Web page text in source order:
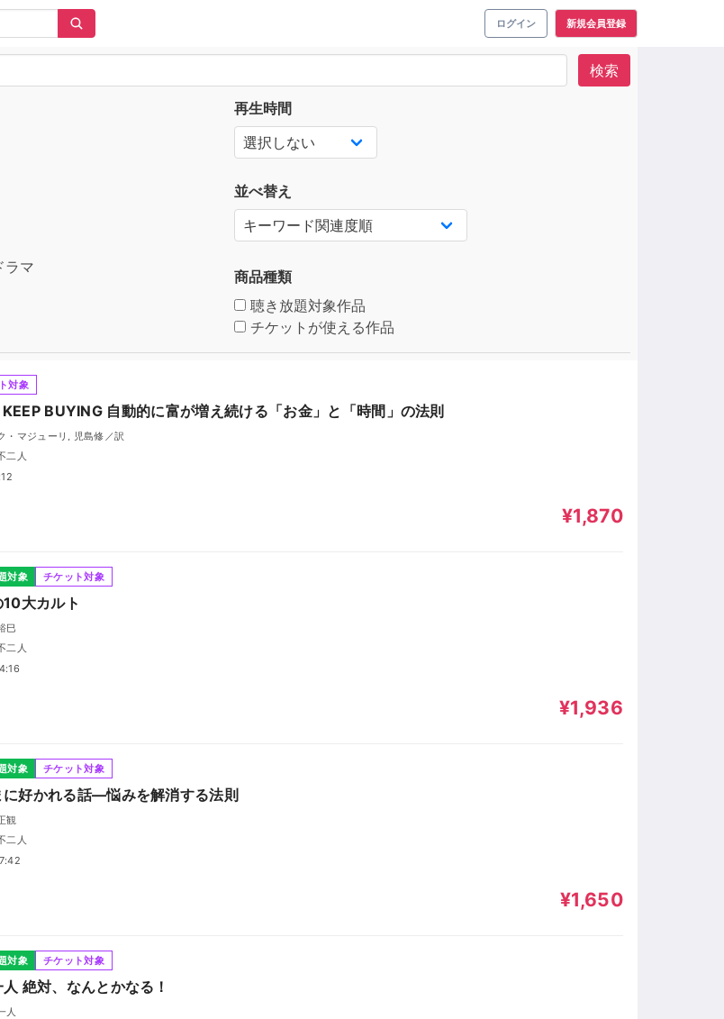
ログイン 新規会員登録
検索
ラマ
再生時間
並べ替え
商品種類
聴き放題対象作品
チケットが使える作品
対象
BUYING 自動的に富が増え続ける「お金」と「時間」の法則
・マジューリ, 児島修／訳
二人
¥1,870
対象 チケット対象
10大カルト
巳
二人
¥1,936
対象 チケット対象
に好かれる話―悩みを解消する法則
観
二人
¥1,650
対象 チケット対象
絶対、なんとかなる！
人